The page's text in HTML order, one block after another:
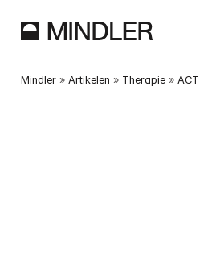
Hoe werkt Mindler?
Mindler » Artikelen » Therapie » ACT